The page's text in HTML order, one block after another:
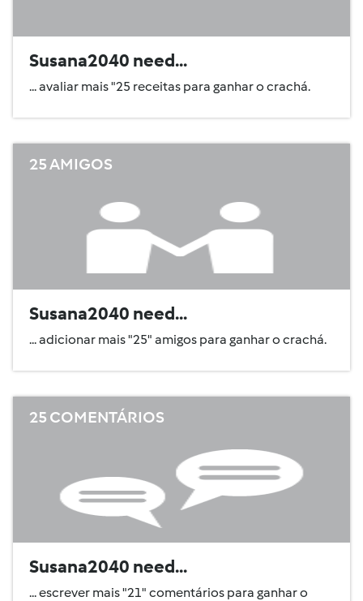
Susana2040 need...
... avaliar mais "25 receitas para ganhar o crachá.
25 AMIGOS
Susana2040 need...
... adicionar mais "25" amigos para ganhar o crachá.
25 COMENTÁRIOS
Susana2040 need...
... escrever mais "21" comentários para ganhar o